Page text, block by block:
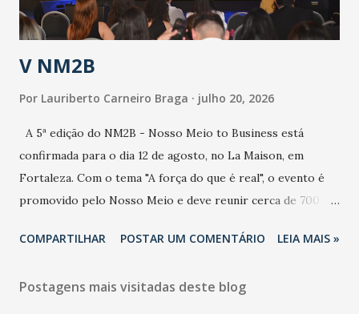
população e ao sistema de saúde. “Precisamos saber fazer a
estratificação do risco da doença, para não so...
V NM2B
Por Lauriberto Carneiro Braga julho 20, 2026
A 5ª edição do NM2B - Nosso Meio to Business está
confirmada para o dia 12 de agosto, no La Maison, em
Fortaleza. Com o tema "A força do que é real", o evento é
promovido pelo Nosso Meio e deve reunir cerca de 700
e lideranças do Mercado Nacional. Desde 2022, o NM2B
de negócios do Nordeste, reunindo profissionais de marcas
COMPARTILHAR POSTAR UM COMENTÁRIO LEIA MAIS »
Postagens mais visitadas deste blog